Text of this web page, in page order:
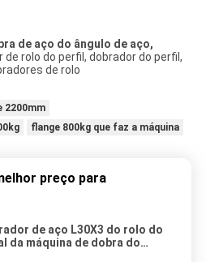
de aço do ângulo de aço,
de rolo do perfil, dobrador do perfil,
de rolo
2200mm
flange 800kg que faz a máquina
preço para
de aço L30X3 do rolo do
da máquina de dobra do